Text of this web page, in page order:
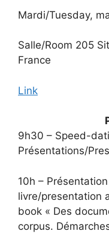
Mardi/Tuesday,
Salle/Room 205
France
Link
9h30 – Speed-
Présentations/
10h –
livre/presentation
book « Des
corpus.